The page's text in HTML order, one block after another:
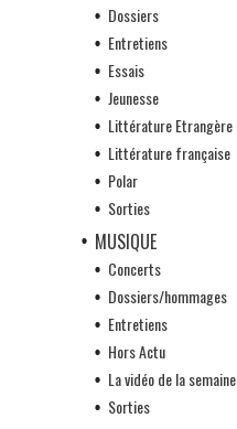
Dossiers
Entretiens
Essais
Jeunesse
Littérature Etrangère
Littérature française
Polar
Sorties
MUSIQUE
Concerts
Dossiers/hommages
Entretiens
Hors Actu
La vidéo de la semaine
Sorties